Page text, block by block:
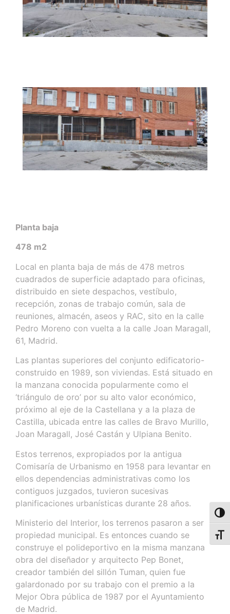
Planta baja
478 m2
Local en planta baja de más de 478 metros
cuadrados de superficie adaptado para oficinas,
distribuido en siete despachos, vestíbulo,
recepción, zonas de trabajo común, sala de
reuniones, almacén, aseos y RAC, sito en la calle
Pedro Moreno con vuelta a la calle Joan Maragall,
61, Madrid.
Las plantas superiores del conjunto edificatorio-
construido en 1989, son viviendas. Está situado en
la manzana conocida popularmente como el
‘triángulo de oro’ por su alto valor económico,
próximo al eje de la Castellana y a la plaza de
Castilla, ubicada entre las calles de Bravo Murillo,
Joan Maragall, José Castán y Ulpiana Benito.
Estos terrenos, expropiados por la antigua
Comisaría de Urbanismo en 1958 para levantar en
ellos dependencias administrativas como los
contiguos juzgados, tuvieron sucesivas
planificaciones urbanísticas durante 28 años.
Ministerio del Interior, los terrenos pasaron a ser
propiedad municipal. Es entonces cuando se
construye el polideportivo en la misma manzana
obra del diseñador y arquitecto Pep Bonet,
creador también del sillón Tuman, quien fue
galardonado por su trabajo con el premio a la
Mejor Obra pública de 1987 por el Ayuntamiento
de Madrid.